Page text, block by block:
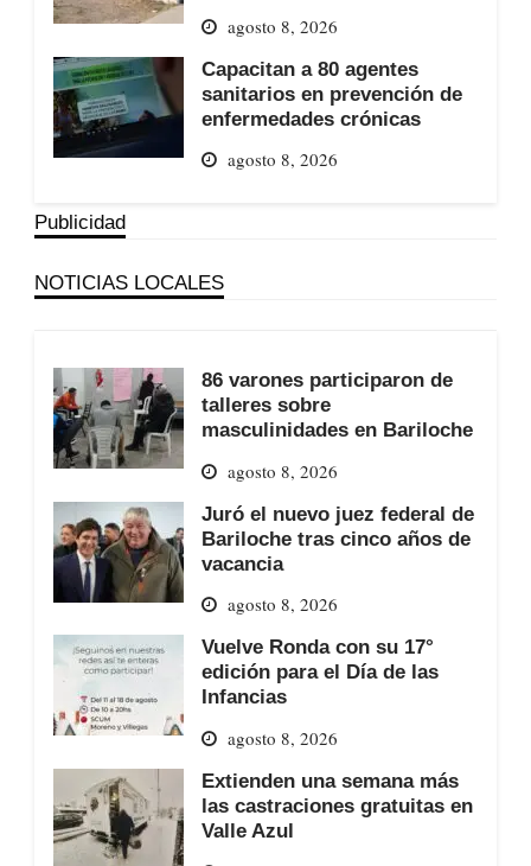
agosto 8, 2026
Capacitan a 80 agentes
sanitarios en prevención de
enfermedades crónicas
agosto 8, 2026
Publicidad
NOTICIAS LOCALES
86 varones participaron de
talleres sobre
masculinidades en Bariloche
agosto 8, 2026
Juró el nuevo juez federal de
Bariloche tras cinco años de
vacancia
agosto 8, 2026
Vuelve Ronda con su 17°
edición para el Día de las
Infancias
agosto 8, 2026
Extienden una semana más
las castraciones gratuitas en
Valle Azul